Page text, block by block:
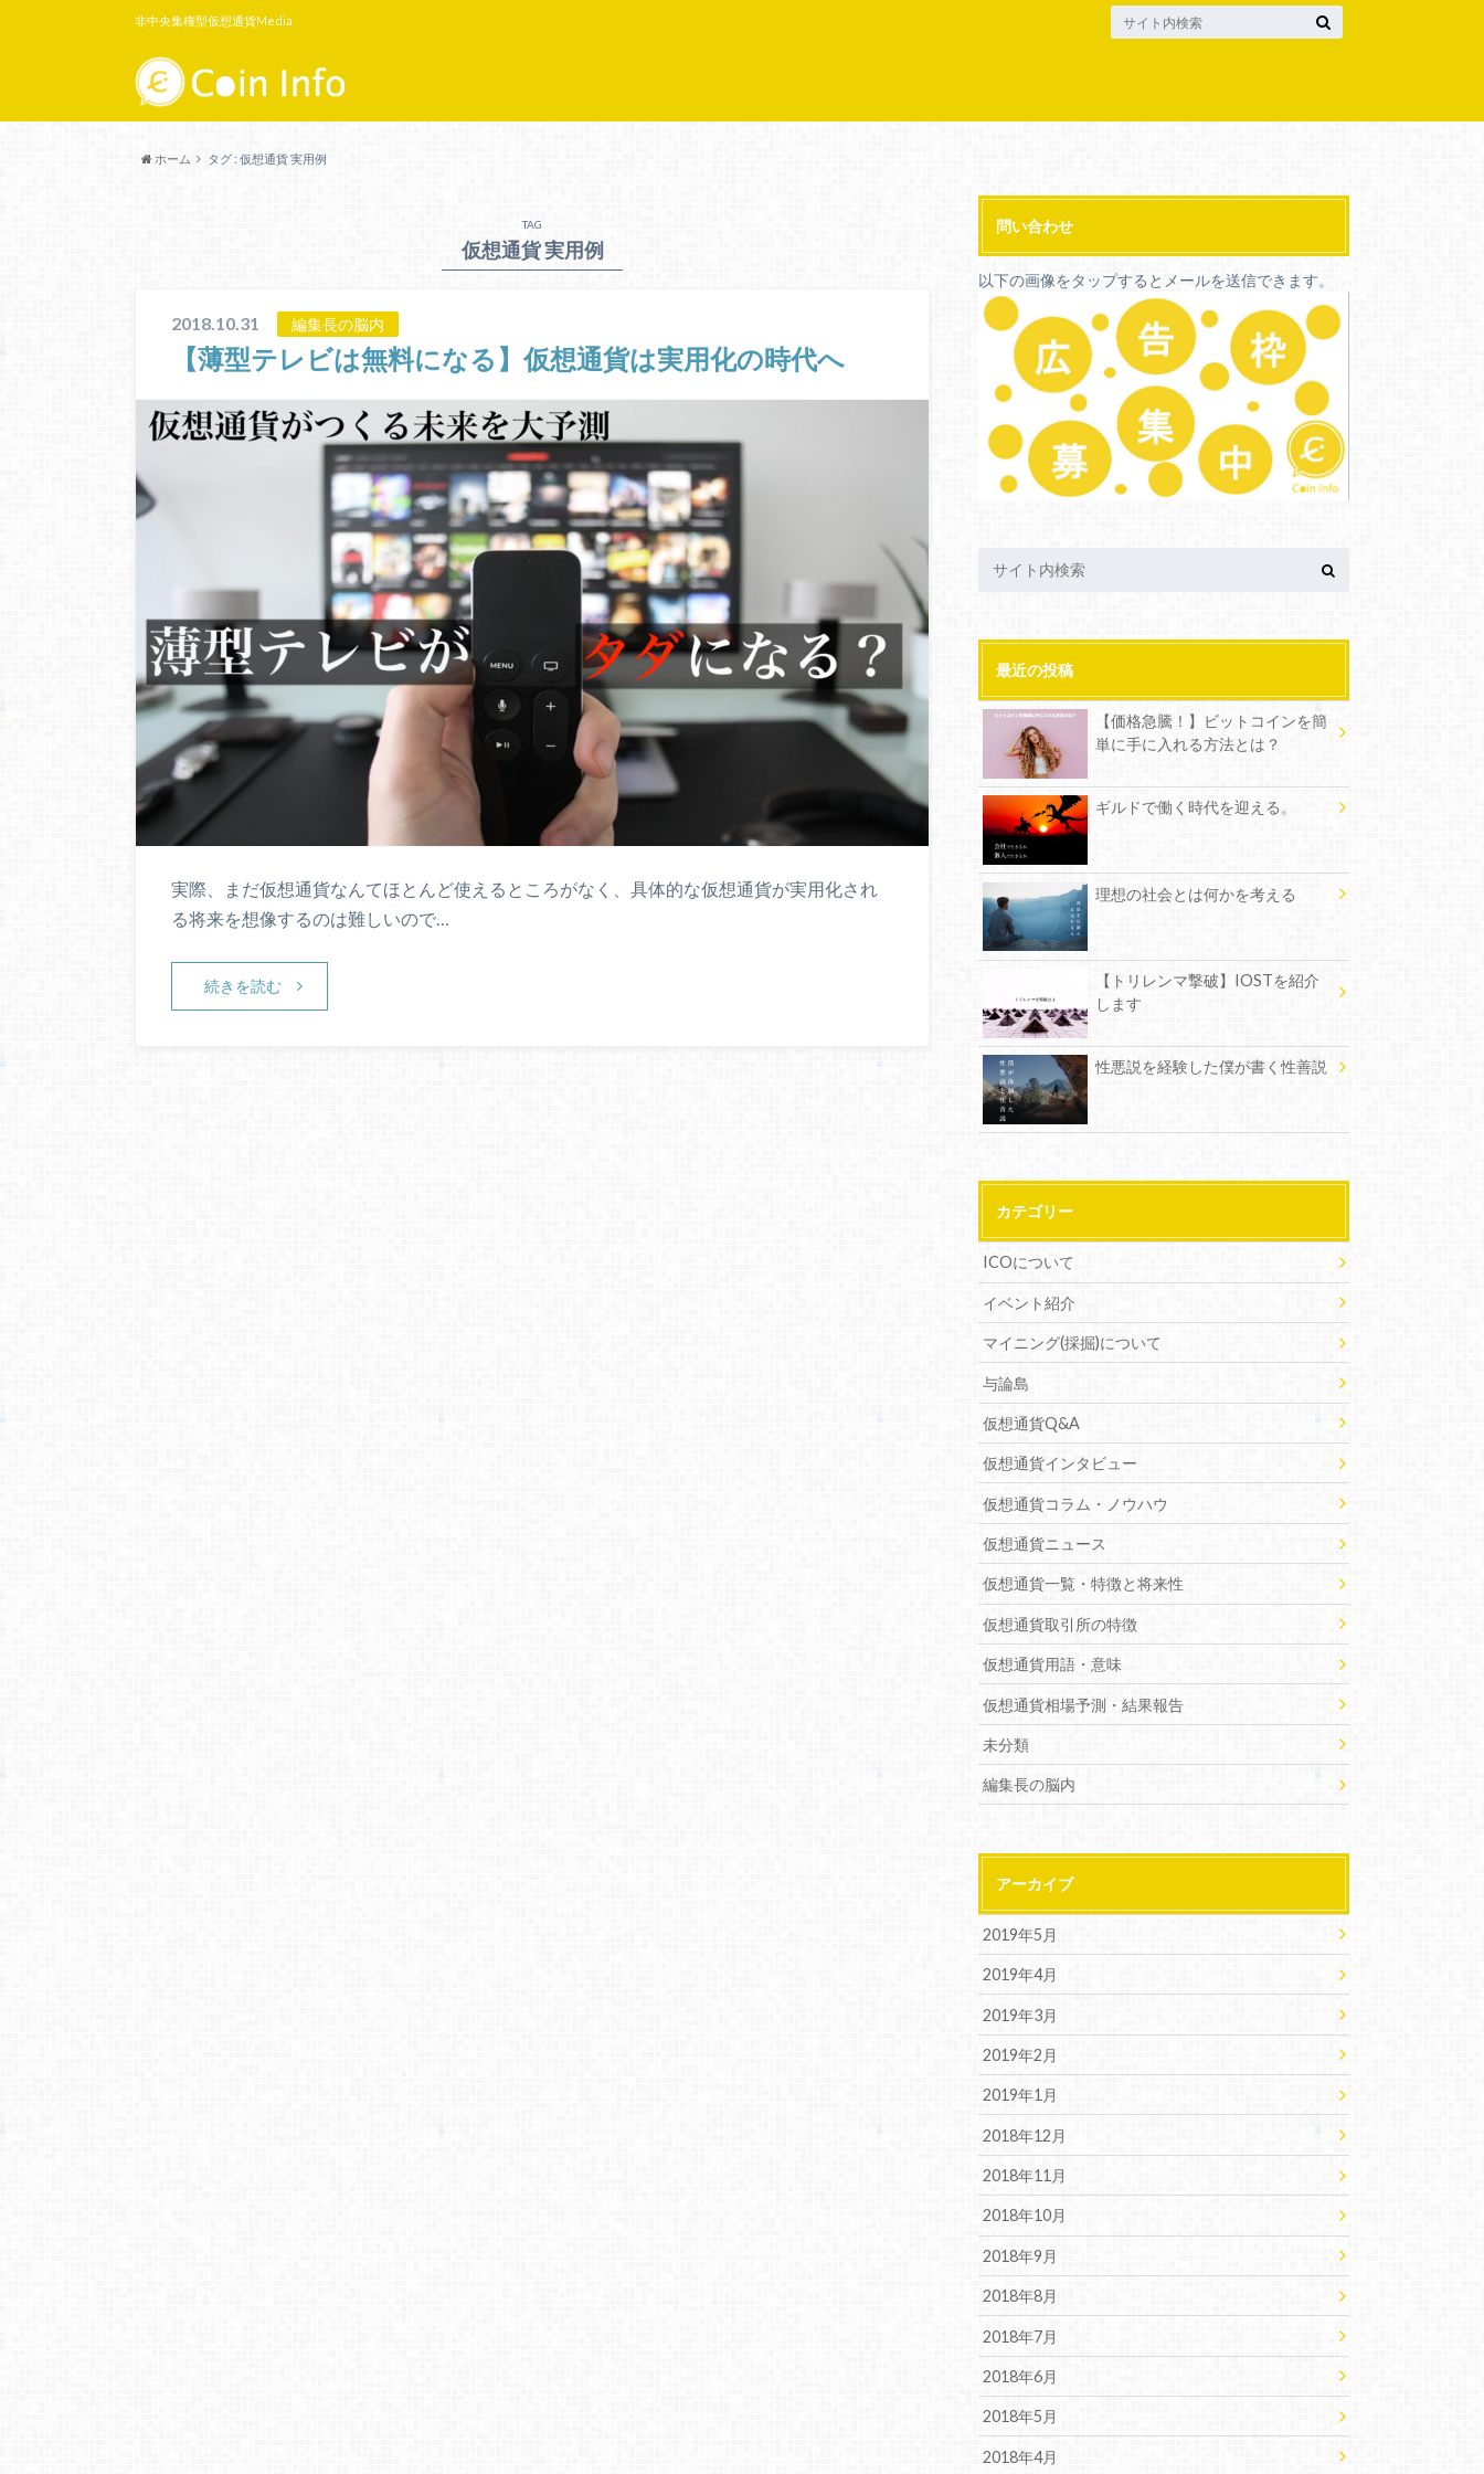
非中央集権型仮想通貨Media
ホーム タグ : 仮想通貨 実用例
TAG
仮想通貨 実用例
2018.10.31 編集長の脳内
【薄型テレビは無料になる】仮想通貨は実用化の時代へ
実際、まだ仮想通貨なんてほとんど使えるところがなく、具体的な仮想通貨が実用化され
る将来を想像するのは難しいので…
続きを読む
問い合わせ
以下の画像をタップするとメールを送信できます。
最近の投稿
【価格急騰！】ビットコインを簡
単に手に入れる方法とは？
ギルドで働く時代を迎える。
理想の社会とは何かを考える
【トリレンマ撃破】IOSTを紹介
します
性悪説を経験した僕が書く性善説
カテゴリー
ICOについて
イベント紹介
マイニング(採掘)について
与論島
仮想通貨Q&A
仮想通貨インタビュー
仮想通貨コラム・ノウハウ
仮想通貨ニュース
仮想通貨一覧・特徴と将来性
仮想通貨取引所の特徴
仮想通貨用語・意味
仮想通貨相場予測・結果報告
未分類
編集長の脳内
アーカイブ
2019年5月
2019年4月
2019年3月
2019年2月
2019年1月
2018年12月
2018年11月
2018年10月
2018年9月
2018年8月
2018年7月
2018年6月
2018年5月
2018年4月